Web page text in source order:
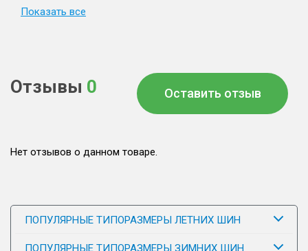
Показать все
Отзывы 0 Оставить отзыв
Нет отзывов о данном товаре.
ПОПУЛЯРНЫЕ ТИПОРАЗМЕРЫ ЛЕТНИХ ШИН
ПОПУЛЯРНЫЕ ТИПОРАЗМЕРЫ ЗИМНИХ ШИН